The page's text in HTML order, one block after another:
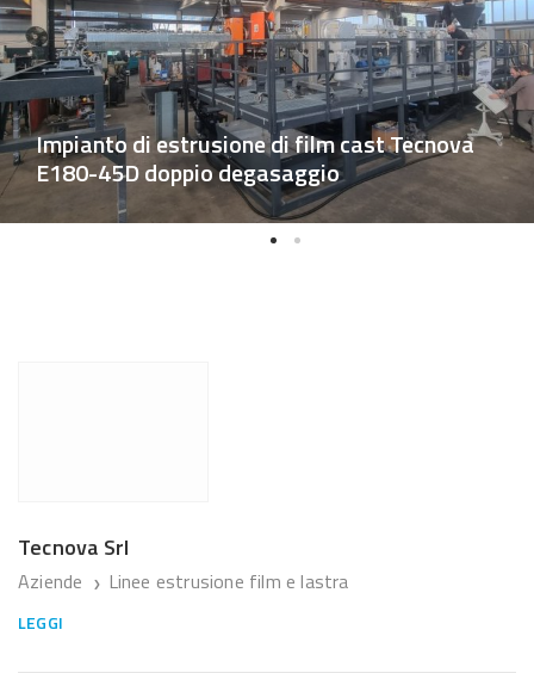
Impianto di estrusione di film cast Tecnova
E180-45D doppio degasaggio
Tecnova Srl
Aziende ❯ Linee estrusione film e lastra
LEGGI